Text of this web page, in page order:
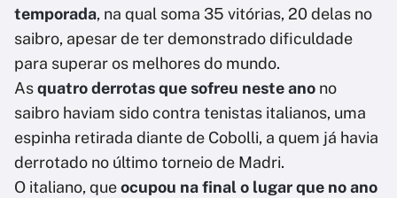
temporada, na qual soma 35 vitórias, 20 delas no
saibro, apesar de ter demonstrado dificuldade
para superar os melhores do mundo.
Asquatro derrotas que sofreu neste ano no
saibro haviam sido contra tenistas italianos, uma
espinha retirada diante de Cobolli, a quem já havia
derrotado no último torneio de Madri.
O italiano, queocupou na final o lugar que no ano